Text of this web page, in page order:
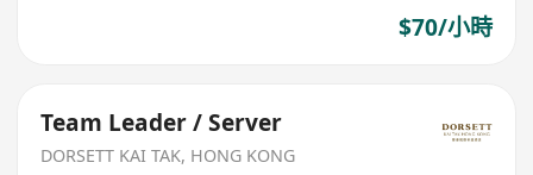
$70/小時
Team Leader / Server
DORSETT KAI TAK, HONG KONG